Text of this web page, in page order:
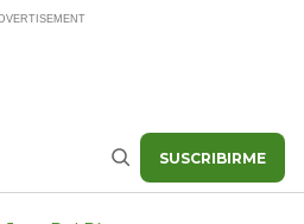
Buscar SUSCRIBIRME